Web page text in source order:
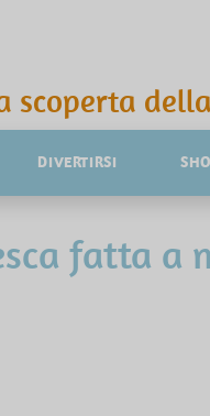
scoperta
DIVERTIRSI
fatta a